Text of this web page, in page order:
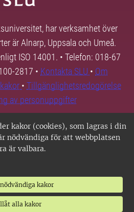
kakor (cookies), som lagras i din
nödvändiga för att webbplatsen
är valbara.
kakor
alla kakor
har verksamhet över
är Alnarp, Uppsala och Umeå.
ISO 14001. • Telefon: 018-67
2817 • Kontakta SLU • Om
• Tillgänglighetsredogörelse
av personuppgifter